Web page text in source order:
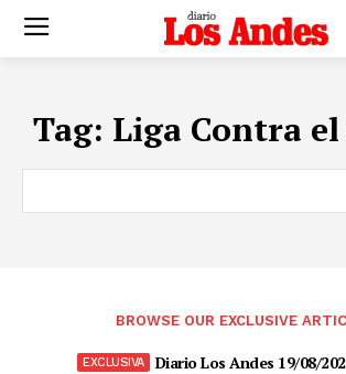
Tag: Liga Contra
BROWSE OUR EXCLUSIVE
Diario Los Andes 19/08/